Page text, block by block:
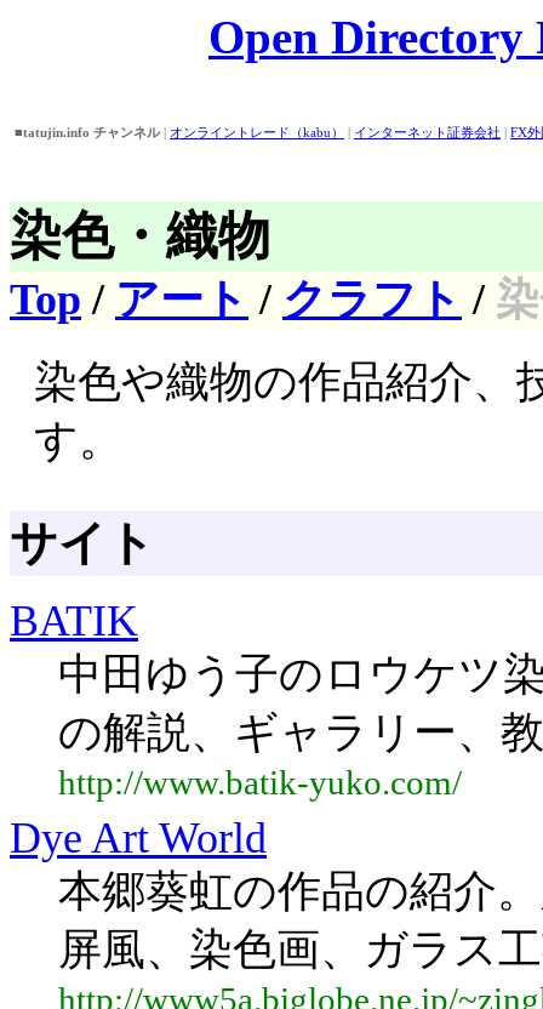
Open
■tatujin.info チャンネル| オンライントレード（kabu） | インターネット証券会社 | FX
染色・織物
Top / アート / クラフト /
染色や織物の作品紹介、
す。
サイト
BATIK
中田ゆう子のロウケツ
の解説、ギャラリー、
http://www.batik-yuko.com/
Dye Art World
本郷葵虹の作品の紹介
屏風、染色画、ガラス
http://www5a.biglobe.ne.jp/